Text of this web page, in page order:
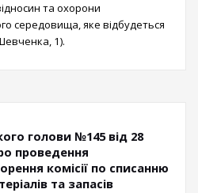
та охорони
середовища, яке відбудеться
1).
голови №145 від 28
проведення
комісії по списанню
та запасів